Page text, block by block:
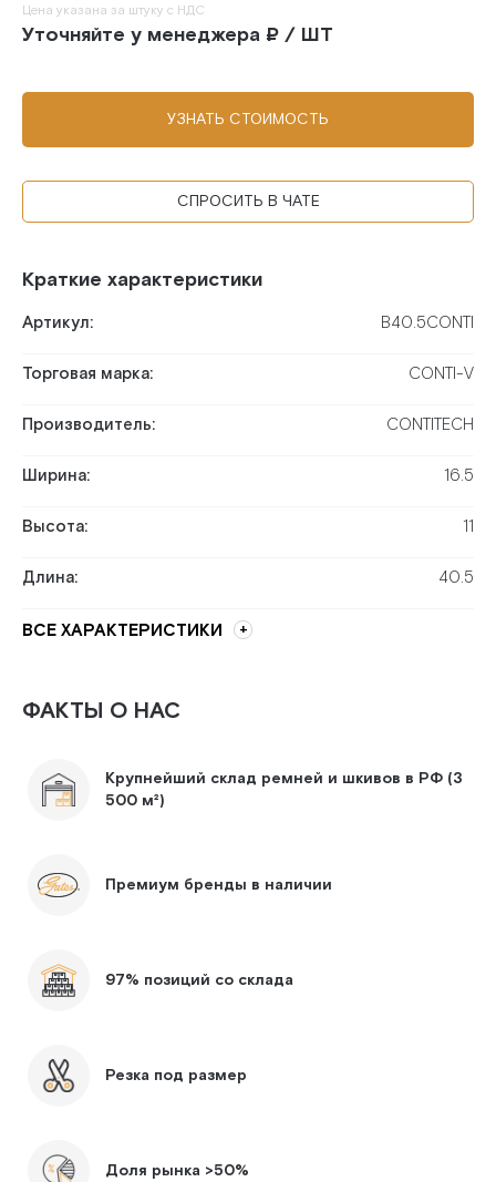
Краткие характеристики
Артикул: B40.5CONTI
Торговая марка: CONTI-V
Производитель: CONTITECH
Ширина: 16.5
Высота: 11
Длина: 40.5
ВСЕ ХАРАКТЕРИСТИКИ
Цена указана за штуку с НДС
Уточняйте у менеджера ₽ / ШТ
УЗНАТЬ СТОИМОСТЬ
СПРОСИТЬ В ЧАТЕ
ФАКТЫ О НАС
Крупнейший склад ремней и шкивов в РФ (3
500 м²)
Премиум бренды в наличии
97% позиций со склада
Резка под размер
Доля рынка >50%